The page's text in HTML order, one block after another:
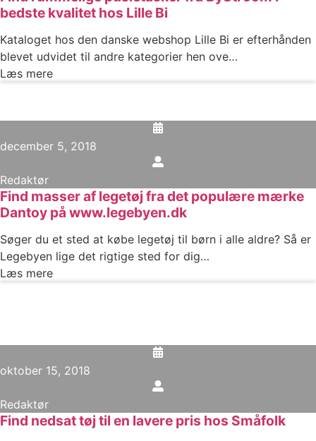
bedste kvalitet hos Lille Bi
Kataloget hos den danske webshop Lille Bi er efterhånden
blevet udvidet til andre kategorier hen ove…
Læs mere
december 5, 2018
Redaktør
Find masser af legetøj fra det populære mærke
Dantoy på www.legebyen.dk
Søger du et sted at købe legetøj til børn i alle aldre? Så er
Legebyen lige det rigtige sted for dig…
Læs mere
oktober 15, 2018
Redaktør
Find nedsat tøj til en lavere pris hos Småfolk